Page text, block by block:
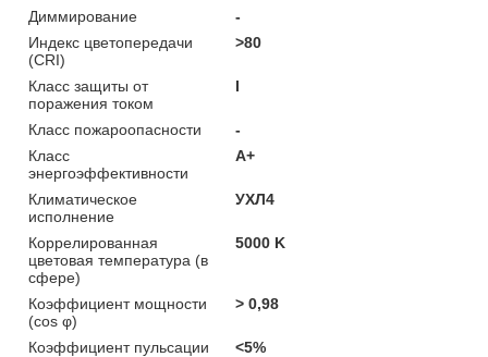
Диммирование
-
Индекс цветопередачи
(CRI)
>80
Класс защиты от
поражения током
I
Класс пожароопасности
-
Класс
энергоэффективности
A+
Климатическое
исполнение
УХЛ4
Коррелированная
цветовая температура (в
сфере)
5000 K
Коэффициент мощности
(cos φ)
> 0,98
Коэффициент пульсации
<5%